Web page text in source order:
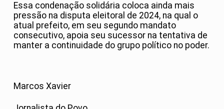
Essa condenação solidária coloca ainda mais
pressão na disputa eleitoral de 2024, na qual o
atual prefeito, em seu segundo mandato
consecutivo, apoia seu sucessor na tentativa de
manter a continuidade do grupo político no poder.
Marcos Xavier